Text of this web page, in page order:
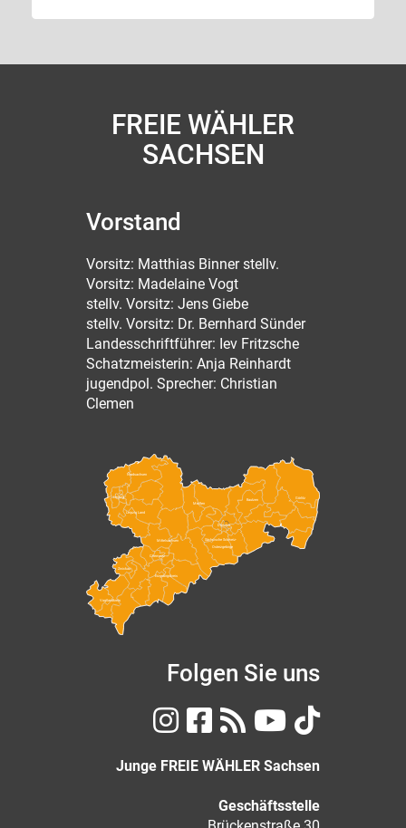
FREIE WÄHLER
SACHSEN
Vorstand
Vorsitz: Matthias Binner stellv.
Vorsitz: Madelaine Vogt
stellv. Vorsitz: Jens Giebe
stellv. Vorsitz: Dr. Bernhard Sünder
Landesschriftführer: Iev Fritzsche
Schatzmeisterin: Anja Reinhardt
jugendpol. Sprecher: Christian
Clemen
Bautzen Görlitz
Leipzig
Leipzig Land
Meißen
Erzgebirgskreis
Mittelsachsen
Nordsachsen
Osterzgebirge
Sächsische Schweiz-
Vogtlandkreis
Zwickau
Dresden
Chemnitz
Folgen Sie uns
Junge FREIE WÄHLER Sachsen
Geschäftsstelle